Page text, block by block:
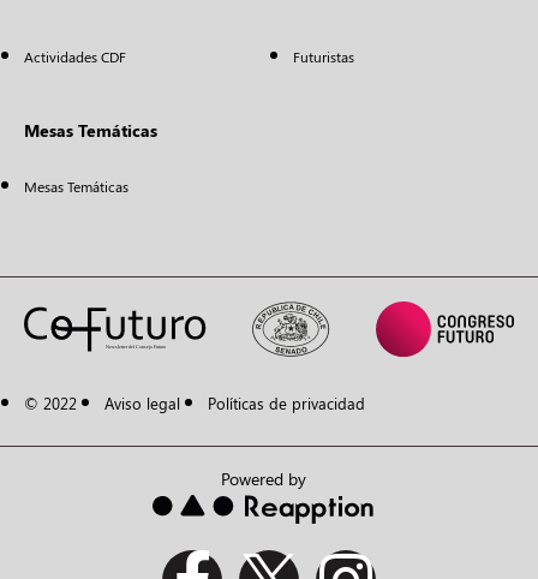
Actividades CDF Futuristas
Mesas Temáticas
Mesas Temáticas
© 2022 Aviso legal Políticas de privacidad
Powered by